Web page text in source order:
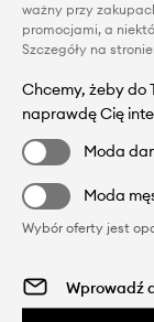
ważny przy
promocjami, a
Szczegóły na
Chcemy, żeby do
naprawdę Cię
Moda
Moda
Wybór oferty jest